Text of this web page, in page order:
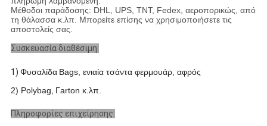
Μέθοδοι παράδοσης: DHL, UPS, TNT, Fedex, αεροπορικώς, από
τη θάλασσα κ.λπ. Μπορείτε επίσης να χρησιμοποιήσετε τις
αποστολείς σας.
Συσκευασία διαθέσιμη:
1) Φυσαλίδα Βags, ενιαία τσάντα φερμουάρ, αφρός
2) Polybag, Γarton κ.λπ.
Πληροφορίες επιχείρησης: